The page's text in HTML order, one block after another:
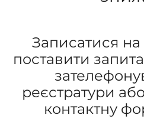
Записатися
поставити
реєстратури
контактну